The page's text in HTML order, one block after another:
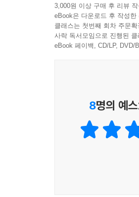
방법으로 사용될 정도로
치료이기 때문에 일정한
명상의 개념과 그 실천
실체가 없는 것들의 본
것은 편견과 독선을 쉬
있다는 것이다. 결국 붓
3,000원 이상 구매 후 리뷰 작
eBook은 다운로드 후 작성
클래스는 첫번째 회차 주문
사락 독서모임으로 진행된
eBook 페이백, CD/LP,
8명의 예